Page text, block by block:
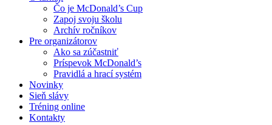
Čo je McDonald’s Cup
Zapoj svoju školu
Archív ročníkov
Pre organizátorov
Ako sa zúčastniť
Príspevok McDonald’s
Pravidlá a hrací systém
Novinky
Sieň slávy
Tréning online
Kontakty